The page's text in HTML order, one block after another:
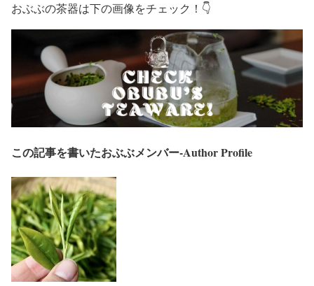
おぶぶの茶器は下の画像をチェック！👇
この記事を書いたおぶぶメンバー-Author Profile